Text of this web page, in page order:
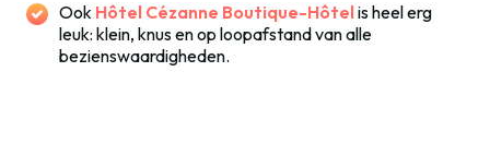
Ook Hôtel Cézanne Boutique-Hôtel is heel erg
leuk: klein, knus en op loopafstand van alle
bezienswaardigheden.